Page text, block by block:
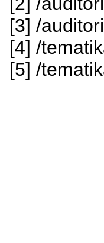
[3] /
[4] /
[5] /